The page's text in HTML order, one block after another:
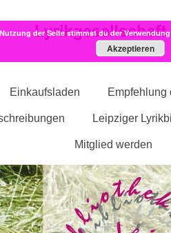
Einkaufsladen Empfehlung
Leipziger
Mitglied werden
der Seite stimmst du der
Akzeptieren